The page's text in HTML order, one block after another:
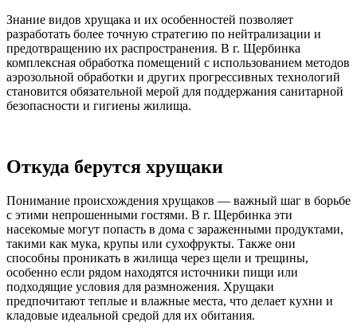
Знание видов хрущака и их особенностей позволяет
разработать более точную стратегию по нейтрализации и
предотвращению их распространения. В г. Щербинка
комплексная обработка помещений с использованием методов
аэрозольной обработки и других прогрессивных технологий
становится обязательной мерой для поддержания санитарной
безопасности и гигиены жилища.
Откуда берутся хрущаки
Понимание происхождения хрущаков — важный шаг в борьбе
с этими непрошенными гостями. В г. Щербинка эти
насекомые могут попасть в дома с зараженными продуктами,
такими как мука, крупы или сухофрукты. Также они
способны проникать в жилища через щели и трещины,
особенно если рядом находятся источники пищи или
подходящие условия для размножения. Хрущаки
предпочитают теплые и влажные места, что делает кухни и
кладовые идеальной средой для их обитания.